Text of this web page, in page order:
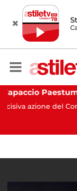
Capaccio Paestum, evasione tassa di soggiorno: scoperte 49 strutture fantasma, elevate 132 sanzioni
Comune di